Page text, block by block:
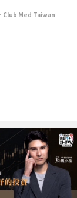
Club Med Taiwan